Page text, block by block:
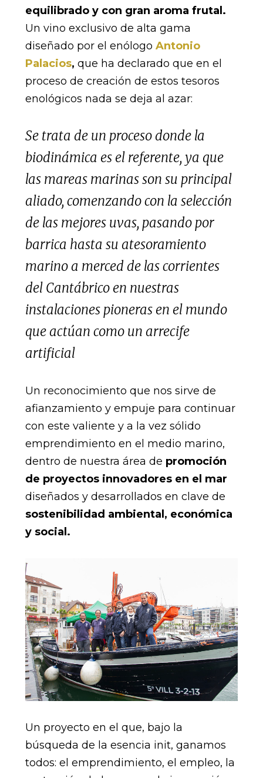
equilibrado y con gran aroma frutal.
Un vino exclusivo de alta gama
diseñado por el enólogo Antonio
Palacios, que ha declarado que en el
proceso de creación de estos tesoros
enológicos nada se deja al azar:
Se trata de un proceso donde la
biodinámica es el referente, ya que
las mareas marinas son su principal
aliado, comenzando con la selección
de las mejores uvas, pasando por
barrica hasta su atesoramiento
marino a merced de las corrientes
del Cantábrico en nuestras
instalaciones pioneras en el mundo
que actúan como un arrecife
artificial
Un reconocimiento que nos sirve de
afianzamiento y empuje para continuar
con este valiente y a la vez sólido
emprendimiento en el medio marino,
dentro de nuestra área de promoción
de proyectos innovadores en el mar
diseñados y desarrollados en clave de
sostenibilidad ambiental, económica
y social.
Un proyecto en el que, bajo la
búsqueda de la esencia init, ganamos
todos: el emprendimiento, el empleo, la